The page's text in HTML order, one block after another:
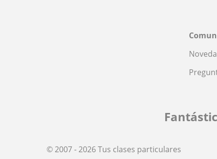
© 2007 - 2026 Tus clases particulares